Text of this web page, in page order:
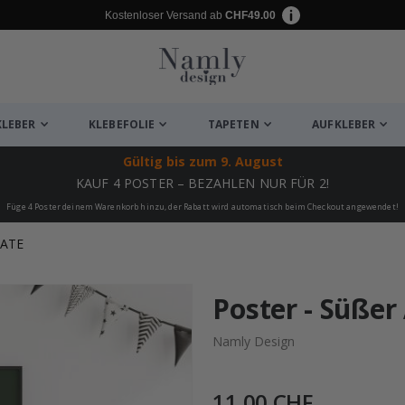
Kostenloser Versand ab CHF49.00
KLEBEFOLIE TAPETEN AUFKLEBER
Gültig bis zum 9. August
KAUF 4 POSTER – BEZAHLEN NUR FÜR 2!
Füge 4 Poster deinem Warenkorb hinzu, der Rabatt wird automatisch beim Checkout angewendet!
Poster -
Namly Design